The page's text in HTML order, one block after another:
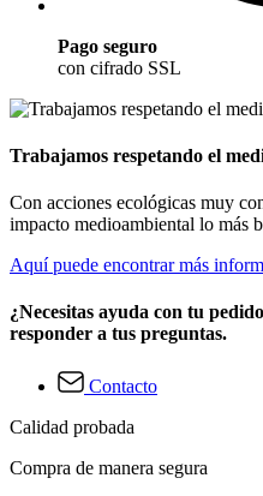
Pago seguro
con cifrado SSL
Trabajamos respetando el
Con acciones ecológicas muy
impacto medioambiental lo más
Aquí puede encontrar más
¿Necesitas ayuda con tu
responder a tus preguntas.
Contacto
Calidad probada
Compra de manera segura